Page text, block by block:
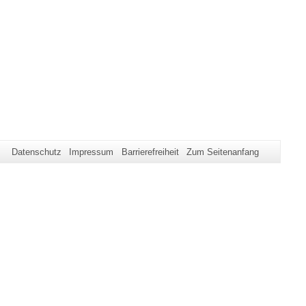
Datenschutz Impressum Barrierefreiheit Zum Seitenanfang